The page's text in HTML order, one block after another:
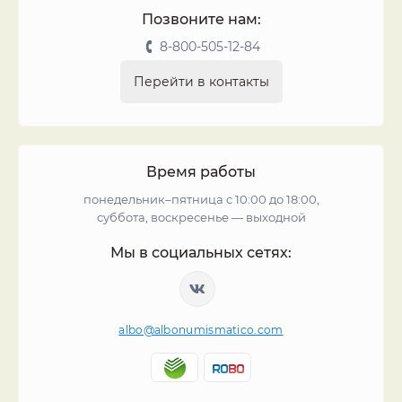
Позвоните нам:
8-800-505-12-84
Перейти в контакты
Время работы
понедельник–пятница с 10:00 до 18:00,
суббота, воскресенье — выходной
Мы в социальных сетях:
albo@albonumismatico.com